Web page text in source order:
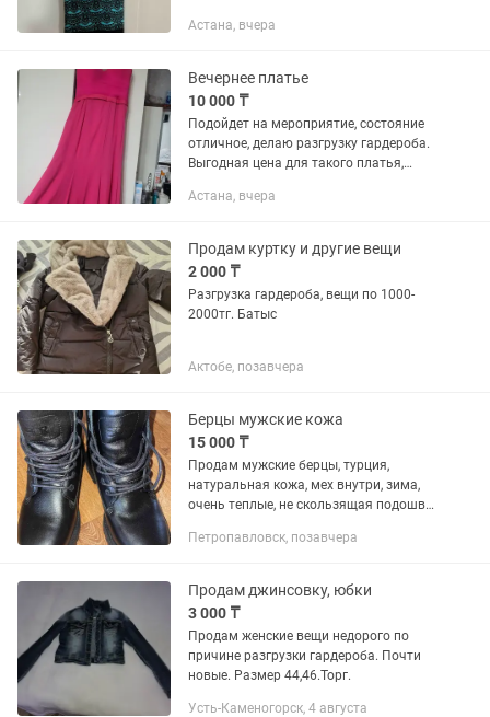
Астана, вчера
Вечернее платье
10 000 ₸
Подойдет на мероприятие, состояние
отличное, делаю разгрузку гардероба.
Выгодная цена для такого платья,
Астана, вчера
Продам куртку и другие вещи
2 000 ₸
Разгрузка гардероба, вещи по 1000-
2000тг. Батыс
Актобе, позавчера
Берцы мужские кожа
15 000 ₸
Продам мужские берцы, турция,
натуральная кожа, мех внутри, зима,
очень теплые, не скользящая подошва,
разгрузкой гардероба, обмена нет,
Петропавловск, позавчера
Продам джинсовку, юбки
3 000 ₸
Продам женские вещи недорого по
причине разгрузки гардероба. Почти
новые. Размер 44,46.Торг.
Усть-Каменогорск, 4 августа